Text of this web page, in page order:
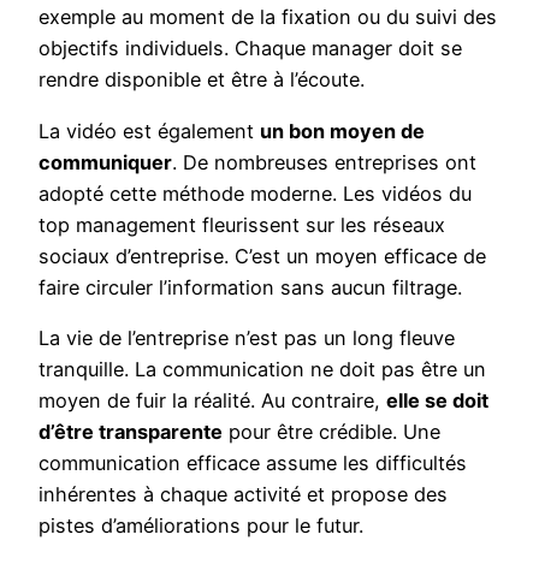
exemple au moment de la fixation ou du suivi des
objectifs individuels. Chaque manager doit se
rendre disponible et être à l’écoute.
La vidéo est également un bon moyen de
communiquer. De nombreuses entreprises ont
adopté cette méthode moderne. Les vidéos du
top management fleurissent sur les réseaux
sociaux d’entreprise. C’est un moyen efficace de
faire circuler l’information sans aucun filtrage.
La vie de l’entreprise n’est pas un long fleuve
tranquille. La communication ne doit pas être un
moyen de fuir la réalité. Au contraire, elle se doit
d’être transparente pour être crédible. Une
communication efficace assume les difficultés
inhérentes à chaque activité et propose des
pistes d’améliorations pour le futur.